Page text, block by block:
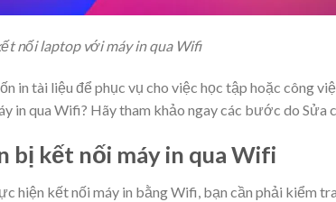
nối laptop với máy in qua Wifi
in tài liệu để phục vụ cho việc học tập hoặc công
in qua Wifi? Hãy tham khảo ngay các bước do Sửa
bị kết nối máy in qua Wifi
hiện kết nối máy in bằng Wifi, bạn cần phải kiểm